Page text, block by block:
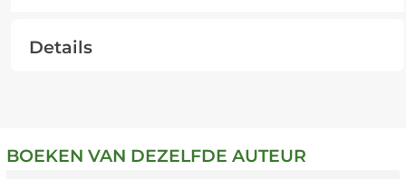
Details
BOEKEN VAN DEZELFDE AUTEUR